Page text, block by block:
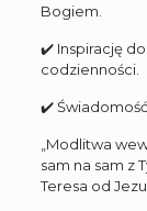
Bogiem.
✔️ Inspirację
codzienności.
✔️
„Modlitwa
sam na sam z
Teresa od